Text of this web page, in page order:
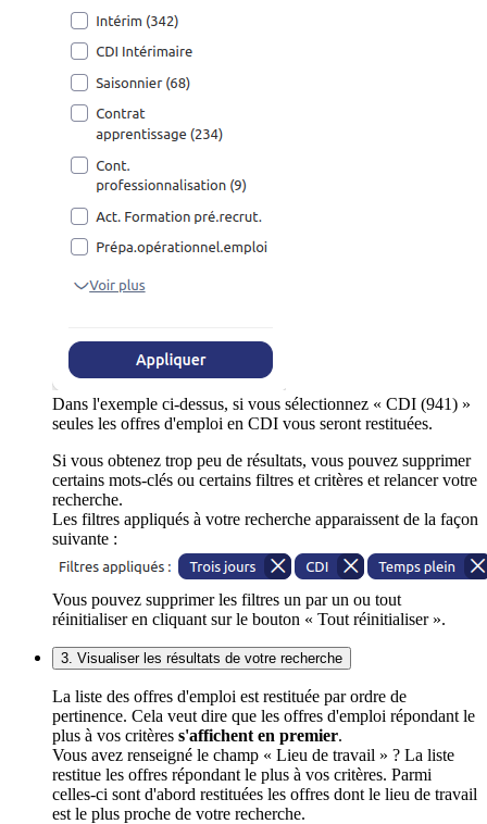
Dans l'exemple ci-dessus, si vous sélectionnez « CDI (941) »
seules les offres d'emploi en CDI vous seront restituées.
Si vous obtenez trop peu de résultats, vous pouvez supprimer
certains mots-clés ou certains filtres et critères et relancer votre
recherche.
Les filtres appliqués à votre recherche apparaissent de la façon
suivante :
Vous pouvez supprimer les filtres un par un ou tout
réinitialiser en cliquant sur le bouton « Tout réinitialiser ».
3. Visualiser les résultats de votre recherche
La liste des offres d'emploi est restituée par ordre de
pertinence. Cela veut dire que les offres d'emploi répondant le
plus à vos critères s'affichent en premier.
Vous avez renseigné le champ « Lieu de travail » ? La liste
restitue les offres répondant le plus à vos critères. Parmi
celles-ci sont d'abord restituées les offres dont le lieu de travail
est le plus proche de votre recherche.